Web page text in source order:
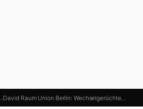
David Raum Union Berlin: Wechselgerüchte…